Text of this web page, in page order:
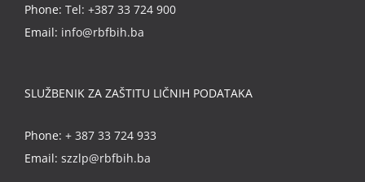
Phone: Tel: +387 33 724 900
Email: info@rbfbih.ba
SLUŽBENIK ZA ZAŠTITU LIČNIH PODATAKA
Phone: + 387 33 724 933
Email: szzlp@rbfbih.ba